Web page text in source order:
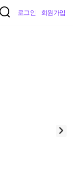
로그인 회원가입